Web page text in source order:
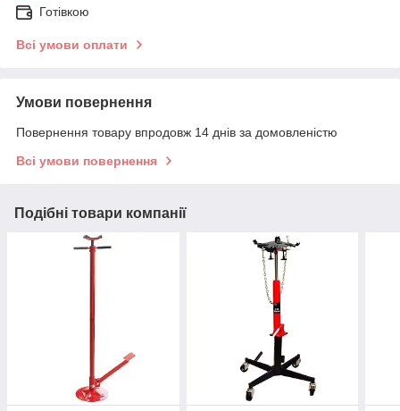
Готівкою
Всі умови оплати
Умови повернення
Повернення товару впродовж 14 днів за домовленістю
Всі умови повернення
Подібні товари компанії